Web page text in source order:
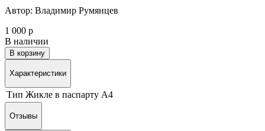
Автор: Владимир Румянцев
1 000 р
В наличии
В корзину
Характеристики
Тип Жикле в паспарту А4
Отзывы